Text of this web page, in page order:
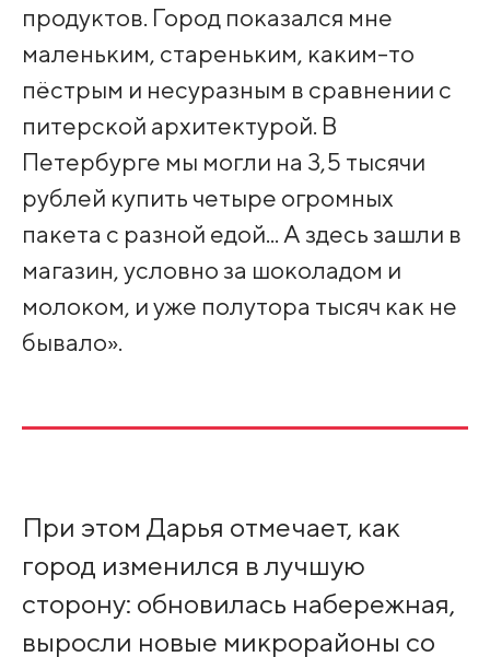
продуктов. Город показался мне
маленьким, стареньким, каким-то
пёстрым и несуразным в сравнении с
питерской архитектурой. В
Петербурге мы могли на 3,5 тысячи
рублей купить четыре огромных
пакета с разной едой... А здесь зашли в
магазин, условно за шоколадом и
молоком, и уже полутора тысяч как не
бывало».
При этом Дарья отмечает, как
город изменился в лучшую
сторону: обновилась набережная,
выросли новые микрорайоны со